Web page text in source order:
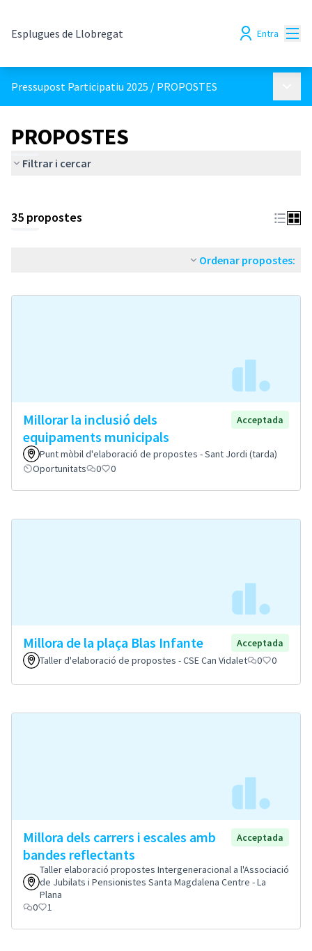
Esplugues de Llobregat Entra
Pressupost Participatiu 2025 / PROPOSTES
PROPOSTES
Filtrar i cercar
35 propostes
Ordenar propostes:
Millorar la inclusió dels
equipaments municipals
Acceptada
Punt mòbil d'elaboració de propostes - Sant Jordi (tarda)
Oportunitats
0 0
Millora de la plaça Blas Infante
Acceptada
Taller d'elaboració de propostes - CSE Can Vidalet
0 0
Millora dels carrers i escales amb
bandes reflectants
Acceptada
Taller elaboració propostes Intergeneracional a l'Associació
de Jubilats i Pensionistes Santa Magdalena Centre - La
Plana
0
1